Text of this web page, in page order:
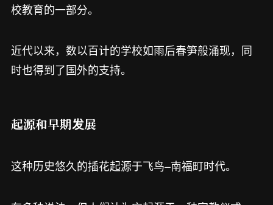
校教育的一部分。
近代以来，数以百计的学校如雨后春笋般涌现，同
时也得到了国外的支持。
起源和早期发展
这种历史悠久的插花起源于飞鸟–南福町时代。